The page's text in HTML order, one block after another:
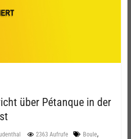
über Pétanque in der
2363 Aufrufe Boule,